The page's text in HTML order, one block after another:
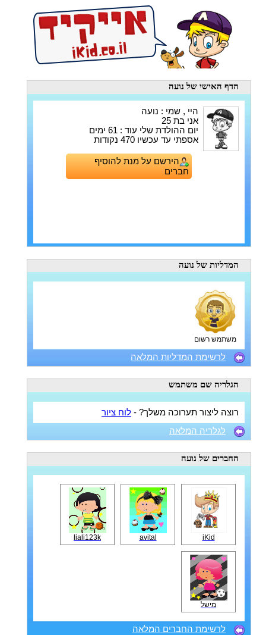
הדף האישי של נועה
היי , שמי : נועה
אני בת 25
יום ההולדת שלי עוד : 61 ימים
אספתי עד עכשיו 470 נקודות
הירשם על מנת להוסיף
חברים
המדליות של נועה
משתמש רשום
לרשימת המדליות המלאה
הגלריה שם משתמש
רוצה ליצור תערוכה משלך? - לוח ציור
לגלריה המלאה
החברים של נועה
iKid
avital
liali123k
מישל
לרשימת החברים המלאה